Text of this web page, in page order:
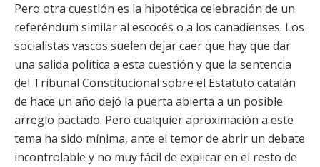
Pero otra cuestión es la hipotética celebración de un
referéndum similar al escocés o a los canadienses. Los
socialistas vascos suelen dejar caer que hay que dar
una salida política a esta cuestión y que la sentencia
del Tribunal Constitucional sobre el Estatuto catalán
de hace un año dejó la puerta abierta a un posible
arreglo pactado. Pero cualquier aproximación a este
tema ha sido mínima, ante el temor de abrir un debate
incontrolable y no muy fácil de explicar en el resto de